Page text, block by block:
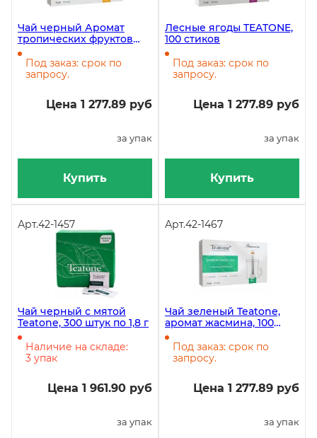
Чай черный Аромат
тропических фруктов
TEATONE, 100 стиков
Под заказ: срок по
запросу.
Цена 1 277.89 руб
за упак
Купить
Лесные ягоды TEATONE,
100 стиков
Под заказ: срок по
запросу.
Цена 1 277.89 руб
за упак
Купить
Арт.42-1457
Чай черный с мятой
Teatone, 300 штук по 1,8 г
Наличие на складе:
3 упак
Цена 1 961.90 руб
за упак
Арт.42-1467
Чай зеленый Teatone,
аромат жасмина, 100
стиков
Под заказ: срок по
запросу.
Цена 1 277.89 руб
за упак